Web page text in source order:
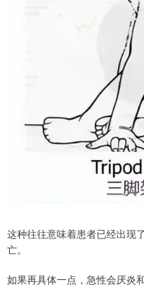
这种往往意味着患者已经出现
亡。
如果再具体一点，急性会厌炎